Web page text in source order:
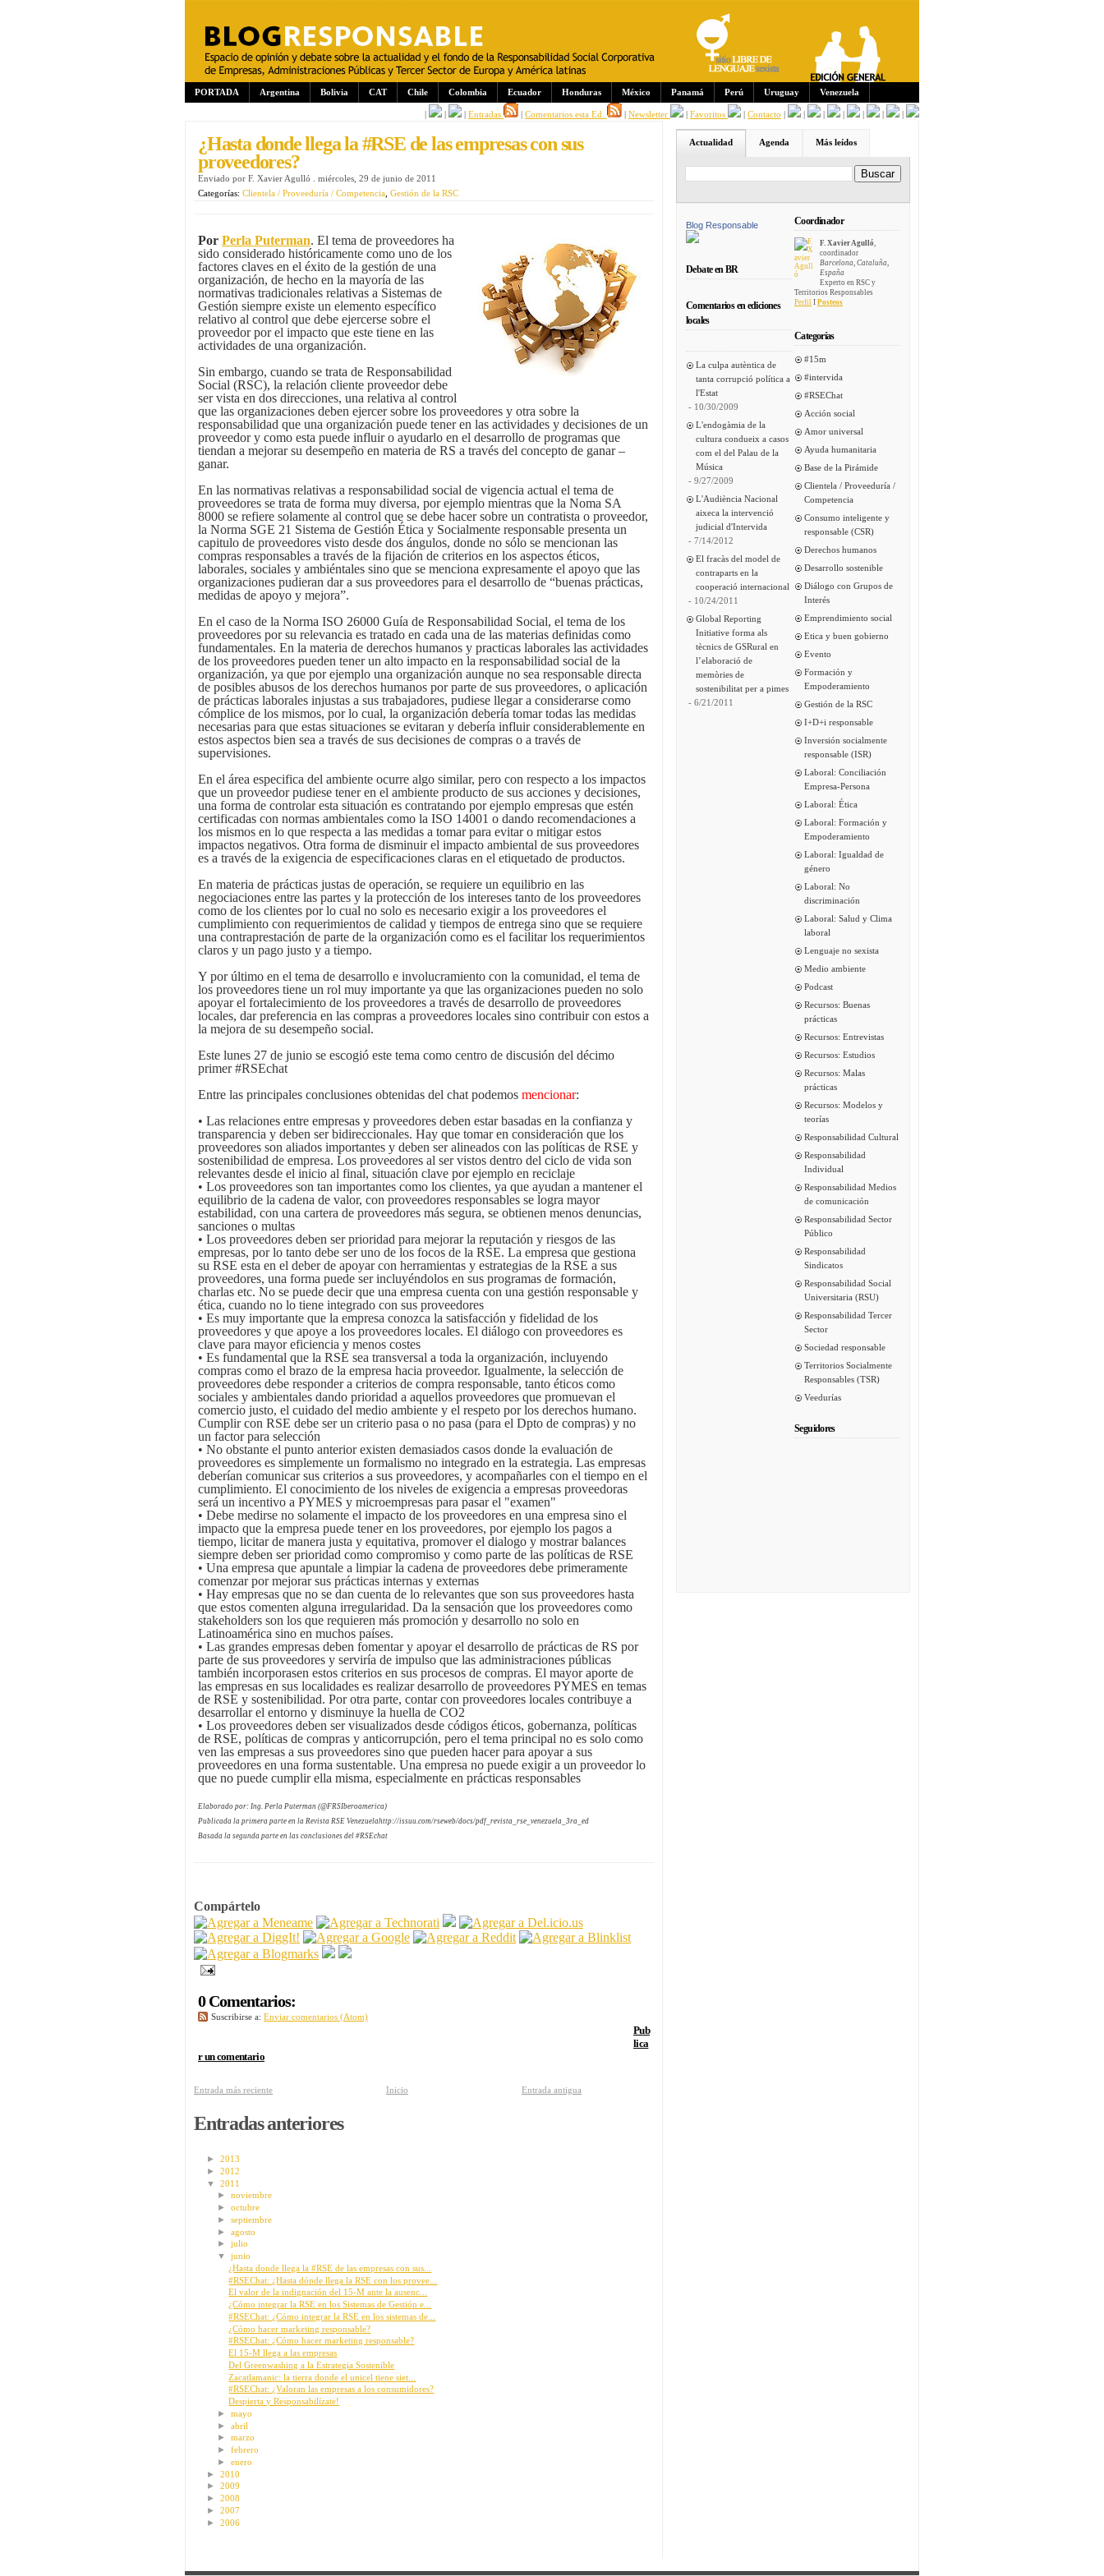
PORTADA Argentina Bolivia CAT Chile Colombia Ecuador Honduras México Panamá Perú Uruguay Venezuela
| | | Entradas | Comentarios esta Ed. | Newsletter | Favoritos | Contacto | | | | | | |
¿Hasta donde llega la #RSE de las empresas con sus
proveedores?
Enviado por F. Xavier Agulló
miércoles, 29 de junio de 2011
Categorías: Clientela / Proveeduría / Competencia Gestión de la RSC
Por Perla Puterman. El tema de proveedores ha
sido considerado históricamente como uno de los
factores claves en el éxito de la gestión de una
organización, de hecho en la mayoría de las
normativas tradicionales relativas a Sistemas de
Gestión siempre existe un elemento específico
relativo al control que debe ejercerse sobre el
proveedor por el impacto que este tiene en las
actividades de una organización.
Sin embargo, cuando se trata de Responsabilidad
Social (RSC), la relación cliente proveedor debe
ser vista en dos direcciones, una relativa al control
que las organizaciones deben ejercer sobre los proveedores y otra sobre la
responsabilidad que una organización puede tener en las actividades y decisiones de un
proveedor y como esta puede influir o ayudarlo en el desarrollo de programas que
tiendan a mejorar su desempeño en materia de RS a través del concepto de ganar –
ganar.
En las normativas relativas a responsabilidad social de vigencia actual el tema de
proveedores se trata de forma muy diversa, por ejemplo mientras que la Noma SA
8000 se refiere solamente al control que se debe hacer sobre un contratista o proveedor,
la Norma SGE 21 Sistema de Gestión Ética y Socialmente responsable presenta un
capitulo de proveedores visto desde dos ángulos, donde no sólo se mencionan las
compras responsables a través de la fijación de criterios en los aspectos éticos,
laborales, sociales y ambiéntales sino que se menciona expresamente el apoyo que las
organizaciones pudieran dar a sus proveedores para el desarrollo de “buenas prácticas,
medidas de apoyo y mejora”.
En el caso de la Norma ISO 26000 Guía de Responsabilidad Social, el tema de los
proveedores por su relevancia es tratado en cada una de las materias definidas como
fundamentales. En la materia de derechos humanos y practicas laborales las actividades
de los proveedores pueden tener un alto impacto en la responsabilidad social de la
organización, ya que por ejemplo una organización aunque no sea responsable directa
de posibles abusos de los derechos humanos por parte de sus proveedores, o aplicación
de prácticas laborales injustas a sus trabajadores, pudiese llegar a considerarse como
cómplice de los mismos, por lo cual, la organización debería tomar todas las medidas
necesarias para que estas situaciones se evitaran y debería influir considerablemente en
estos aspectos bien sea a través de sus decisiones de compras o a través de
supervisiones.
En el área especifica del ambiente ocurre algo similar, pero con respecto a los impactos
que un proveedor pudiese tener en el ambiente producto de sus acciones y decisiones,
una forma de controlar esta situación es contratando por ejemplo empresas que estén
certificadas con normas ambientales como la ISO 14001 o dando recomendaciones a
los mismos en lo que respecta a las medidas a tomar para evitar o mitigar estos
impactos negativos. Otra forma de disminuir el impacto ambiental de sus proveedores
es a través de la exigencia de especificaciones claras en el etiquetado de productos.
En materia de prácticas justas de operación, se requiere un equilibrio en las
negociaciones entre las partes y la protección de los intereses tanto de los proveedores
como de los clientes por lo cual no solo es necesario exigir a los proveedores el
cumplimiento con requerimientos de calidad y tiempos de entrega sino que se requiere
una contraprestación de parte de la organización como es el facilitar los requerimientos
claros y un pago justo y a tiempo.
Y por último en el tema de desarrollo e involucramiento con la comunidad, el tema de
los proveedores tiene un rol muy importante ya que las organizaciones pueden no solo
apoyar el fortalecimiento de los proveedores a través de desarrollo de proveedores
locales, dar preferencia en las compras a proveedores locales sino contribuir con estos a
la mejora de su desempeño social.
Este lunes 27 de junio se escogió este tema como centro de discusión del décimo
primer #RSEchat
Entre las principales conclusiones obtenidas del chat podemos mencionar:
• Las relaciones entre empresas y proveedores deben estar basadas en la confianza y
transparencia y deben ser bidireccionales. Hay que tomar en consideración que los
proveedores son aliados importantes y deben ser alineados con las políticas de RSE y
sostenibilidad de empresa. Los proveedores al ser vistos dentro del ciclo de vida son
relevantes desde el inicio al final, situación clave por ejemplo en reciclaje
• Los proveedores son tan importantes como los clientes, ya que ayudan a mantener el
equilibrio de la cadena de valor, con proveedores responsables se logra mayor
estabilidad, con una cartera de proveedores más segura, se obtienen menos denuncias,
sanciones o multas
• Los proveedores deben ser prioridad para mejorar la reputación y riesgos de las
empresas, por lo tanto debe ser uno de los focos de la RSE. La empresa que gestiona
su RSE esta en el deber de apoyar con herramientas y estrategias de la RSE a sus
proveedores, una forma puede ser incluyéndolos en sus programas de formación,
charlas etc. No se puede decir que una empresa cuenta con una gestión responsable y
ética, cuando no lo tiene integrado con sus proveedores
• Es muy importante que la empresa conozca la satisfacción y fidelidad de los
proveedores y que apoye a los proveedores locales. El diálogo con proveedores es
clave para mayor eficiencia y menos costes
• Es fundamental que la RSE sea transversal a toda la organización, incluyendo
compras como el brazo de la empresa hacia proveedor. Igualmente, la selección de
proveedores debe responder a criterios de compra responsable, tanto éticos como
sociales y ambientales dando prioridad a aquellos proveedores que promuevan el
comercio justo, el cuidado del medio ambiente y el respeto por los derechos humano.
Cumplir con RSE debe ser un criterio pasa o no pasa (para el Dpto de compras) y no
un factor para selección
• No obstante el punto anterior existen demasiados casos donde la evaluación de
proveedores es simplemente un formalismo no integrado en la estrategia. Las empresas
deberían comunicar sus criterios a sus proveedores, y acompañarles con el tiempo en el
cumplimiento. El conocimiento de los niveles de exigencia a empresas proveedoras
será un incentivo a PYMES y microempresas para pasar el "examen"
• Debe medirse no solamente el impacto de los proveedores en una empresa sino el
impacto que la empresa puede tener en los proveedores, por ejemplo los pagos a
tiempo, licitar de manera justa y equitativa, promover el dialogo y mostrar balances
siempre deben ser prioridad como compromiso y como parte de las políticas de RSE
• Una empresa que apuntale a limpiar la cadena de proveedores debe primeramente
comenzar por mejorar sus prácticas internas y externas
• Hay empresas que no se dan cuenta de lo relevantes que son sus proveedores hasta
que estos comenten alguna irregularidad. Da la sensación que los proveedores como
stakeholders son los que requieren más promoción y desarrollo no solo en
Latinoamérica sino en muchos países.
• Las grandes empresas deben fomentar y apoyar el desarrollo de prácticas de RS por
parte de sus proveedores y serviría de impulso que las administraciones públicas
también incorporasen estos criterios en sus procesos de compras. El mayor aporte de
las empresas en sus localidades es realizar desarrollo de proveedores PYMES en temas
de RSE y sostenibilidad. Por otra parte, contar con proveedores locales contribuye a
desarrollar el entorno y disminuye la huella de CO2
• Los proveedores deben ser visualizados desde códigos éticos, gobernanza, políticas
de RSE, políticas de compras y anticorrupción, pero el tema principal no es solo como
ven las empresas a sus proveedores sino que pueden hacer para apoyar a sus
proveedores en una forma sustentable. Una empresa no puede exigir a un proveedor lo
que no puede cumplir ella misma, especialmente en prácticas responsables
Elaborado por: Ing. Perla Puterman (@FRSIberoamerica)
Publicada la primera parte en la Revista RSE Venezuelahttp://issuu.com/rseweb/docs/pdf_revista_rse_venezuela_3ra_ed
Basada la segunda parte en las conclusiones del #RSEchat
Compártelo
0 Comentarios:
Suscribirse a: Enviar comentarios (Atom)
Pub
lica
r un comentario
Entrada más reciente Entrada antigua
Inicio
Entradas anteriores
► 2013
► 2012
▼ 2011
►noviembre
►octubre
►septiembre
►agosto
►julio
▼junio
¿Hasta donde llega la #RSE de las empresas con sus...
#RSEChat: ¿Hasta dónde llega la RSE con los provee...
El valor de la indignación del 15-M ante la ausenc...
¿Cómo integrar la RSE en los Sistemas de Gestión e...
#RSEChat: ¿Cómo integrar la RSE en los sistemas de...
¿Cómo hacer marketing responsable?
#RSEChat: ¿Cómo hacer marketing responsable?
El 15-M llega a las empresas
Del Greenwashing a la Estrategia Sostenible
Zacatlamanic: la tierra donde el unicel tiene siet...
#RSEChat: ¿Valoran las empresas a los consumidores?
Despierta y Responsabilízate!
►mayo
►abril
►marzo
►febrero
►enero
► 2010
► 2009
► 2008
► 2007
► 2006
Actualidad Agenda Más leídos
Blog Responsable
Debate en BR
Comentarios en ediciones
locales
La culpa autèntica de
tanta corrupció política a
l'Estat
- 10/30/2009
L'endogàmia de la
cultura condueix a casos
com el del Palau de la
Música
- 9/27/2009
L'Audiència Nacional
aixeca la intervenció
judicial d'Intervida
- 7/14/2012
El fracàs del model de
contraparts en la
cooperació internacional
- 10/24/2011
Global Reporting
Initiative forma als
tècnics de GSRural en
l’elaboració de
memòries de
sostenibilitat per a pimes
- 6/21/2011
Coordinador
F. Xavier Agulló,
coordinador
Barcelona, Cataluña,
España
Experto en RSC y
Territorios Responsables
Perfil I Posteos
Categorías
#15m
#intervida
#RSEChat
Acción social
Amor universal
Ayuda humanitaria
Base de la Pirámide
Clientela / Proveeduría /
Competencia
Consumo inteligente y
responsable (CSR)
Derechos humanos
Desarrollo sostenible
Diálogo con Grupos de
Interés
Emprendimiento social
Etica y buen gobierno
Evento
Formación y
Empoderamiento
Gestión de la RSC
I+D+i responsable
Inversión socialmente
responsable (ISR)
Laboral: Conciliación
Empresa-Persona
Laboral: Ética
Laboral: Formación y
Empoderamiento
Laboral: Igualdad de
género
Laboral: No
discriminación
Laboral: Salud y Clima
laboral
Lenguaje no sexista
Medio ambiente
Podcast
Recursos: Buenas
prácticas
Recursos: Entrevistas
Recursos: Estudios
Recursos: Malas
prácticas
Recursos: Modelos y
teorías
Responsabilidad Cultural
Responsabilidad
Individual
Responsabilidad Medios
de comunicación
Responsabilidad Sector
Público
Responsabilidad
Sindicatos
Responsabilidad Social
Universitaria (RSU)
Responsabilidad Tercer
Sector
Sociedad responsable
Territorios Socialmente
Responsables (TSR)
Veedurías
Seguidores